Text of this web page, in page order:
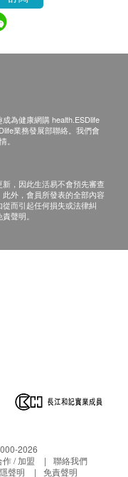
為健康網購 health.ESDlife
業務發展部聯絡。我們會
。
，因此生活易不會預先審查
外，會員所發表的全部內容
而引起任何損失或法律糾
聲明。
2026
/ 加盟
聯絡我們
聲明 免責聲明